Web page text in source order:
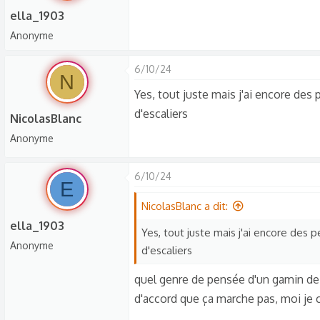
ella_1903
Anonyme
N
NicolasBlanc
Anonyme
6/10/24
Yes, tout juste mais j'ai encore des
d'escaliers
E
ella_1903
Anonyme
6/10/24
NicolasBlanc a dit:
Yes, tout juste mais j'ai encore des
d'escaliers
quel genre de pensée d'un gamin
d'accord que ça marche pas, moi